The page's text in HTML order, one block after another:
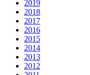
2019
2018
2017
2016
2015
2014
2013
2012